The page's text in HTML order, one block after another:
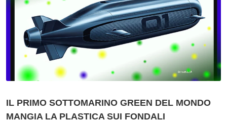
IL PRIMO SOTTOMARINO GREEN DEL MONDO
MANGIA LA PLASTICA SUI FONDALI